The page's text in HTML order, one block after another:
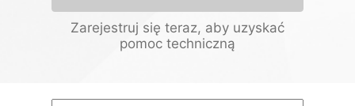
Zarejestruj się teraz, aby uzyskać
pomoc techniczną